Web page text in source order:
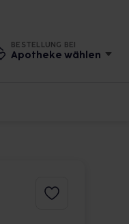
BESTELLUNG BEI
Apotheke wählen